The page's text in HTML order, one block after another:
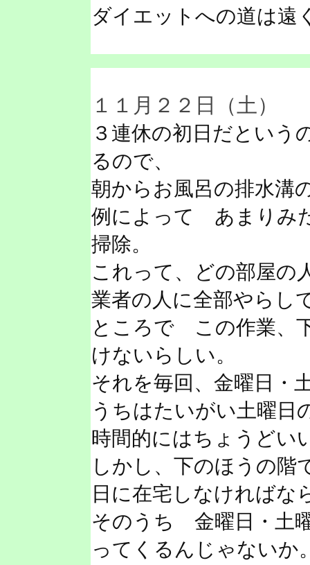
ダイエットへの道は遠
１１月２２日（土）
３連休の初日だという
るので、
朝からお風呂の排水溝
例によって あまりみ
掃除。
これって、どの部屋の
業者の人に全部やらし
ところで この作業、
けないらしい。
それを毎回、金曜日・
うちはたいがい土曜日
時間的にはちょうどい
しかし、下のほうの階
日に在宅しなければな
そのうち 金曜日・土
ってくるんじゃないか